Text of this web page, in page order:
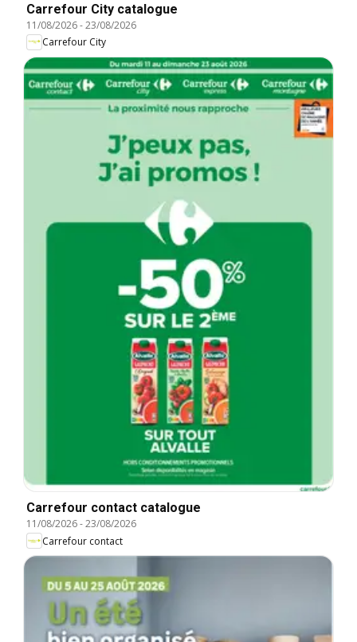
Carrefour City catalogue
11/08/2026-23/08/2026
Carrefour City
Carrefour contact catalogue
11/08/2026-23/08/2026
Carrefour contact